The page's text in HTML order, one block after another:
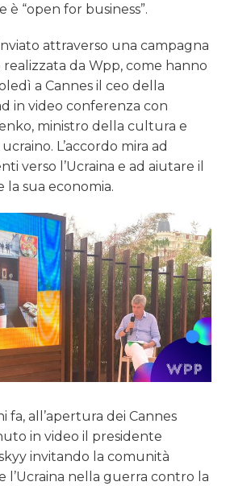
“open for business”.
inviato attraverso una campagna
da Wpp, come hanno
a Cannes il ceo della
in video conferenza con
ministro della cultura e
L’accordo mira ad
verso l’Ucraina e ad aiutare il
la sua economia.
fa, all’apertura dei Cannes
in video il presidente
invitando la comunità
l’Ucraina nella guerra contro la